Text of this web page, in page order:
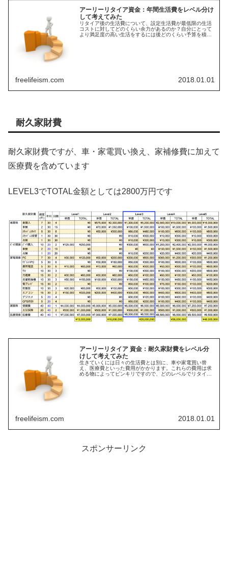
アーリーリタイア資金：年間生活費をレベル分け
して考えてみた
リタイア後の生活費について、設定生活費が最低限の生活
コストに対してどのくらい余力があるのか？自分にとって
より満足度の高い生活をするには後どのくらい予算を積み
freelifeism.com 2018.01.01
耐久家財費
耐久家財費ですが、車・家電買い換え、家補修費に加えて
医療費を含めています
LEVEL3でTOTAL金額としては2800万円です
アーリーリタイア 資金：耐久家財費をレベル分
けして考えてみた
生きていくには日々の生活費とは別に、車や家電買い替
え、医療費といった費用がかかります。これらの費用は求
める物によってピンキリですので、どのレベルでリタイア
freelifeism.com 2018.01.01
スポンサーリンク